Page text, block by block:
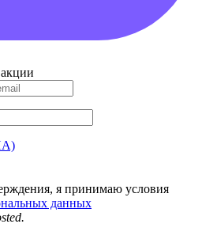
я принимаю условия
данных